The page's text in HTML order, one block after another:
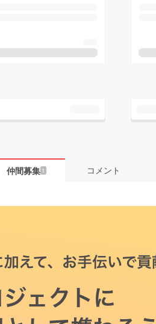
仲間募集 1 コメント